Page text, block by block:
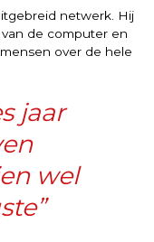
netwerk. Hij
de computer en
over de hele
jaar
wel